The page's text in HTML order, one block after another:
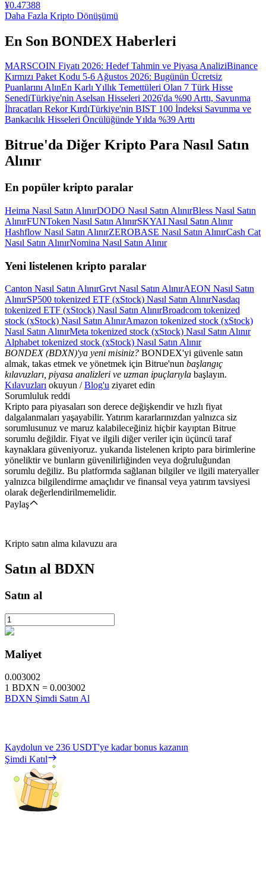
¥0.47388
Daha Fazla Kripto Dönüşümü
En Son BONDEX Haberleri
MARSCOIN Fiyatı 2026: Hedef Tahmin ve Piyasa AnaliziBinance
Kırmızı Paket Kodu 5-6 Ağustos 2026: Bugünün Ücretsiz
Puanlarını AlınEn Karlı Yıllık Temettüleri Olan 7 Türk Hisse
SenediTürkiye'nin Aselsan Hisseleri 2026'da %90 Arttı, Savunma
İhracatları Rekor KırdıTürkiye'nin BIST 100 İndeksi Savunma ve
Bankacılık Hisseleri Öncülüğünde Yılda %39 Arttı
Bitrue'da Diğer Kripto Para Nasıl Satın
Alınır
En popüler kripto paralar
Heima Nasıl Satın AlınırDODO Nasıl Satın AlınırBless Nasıl Satın
AlınırFUNToken Nasıl Satın AlınırSKYAI Nasıl Satın Alınır
Hashflow Nasıl Satın AlınırZEROBASE Nasıl Satın AlınırCash Cat
Nasıl Satın AlınırNomina Nasıl Satın Alınır
Yeni listelenen kripto paralar
Canton Nasıl Satın AlınırGrvt Nasıl Satın AlınırAEON Nasıl Satın
AlınırSP500 tokenized ETF (xStock) Nasıl Satın AlınırNasdaq
tokenized ETF (xStock) Nasıl Satın AlınırBroadcom tokenized
stock (xStock) Nasıl Satın AlınırAmazon tokenized stock (xStock)
Nasıl Satın AlınırMeta tokenized stock (xStock) Nasıl Satın Alınır
Alphabet tokenized stock (xStock) Nasıl Satın Alınır
BONDEX (BDXN)'ya yeni misiniz? BONDEX'yi güvenle satın
almak, takas etmek ve yönetmek için Bitrue'nun başlangıç
kılavuzları, piyasa analizleri ve uzman ipuçlarıyla başlayın.
Kılavuzları okuyun /Blog'u ziyaret edin
Sorumluluk reddi
Kripto para piyasaları son derece değişkendir ve hızlı fiyat
dalgalanmaları yaşayabilir. Yatırım kararlarınızdan yalnızca siz
sorumlusunuz ve maruz kalabileceğiniz hiçbir kayıptan Bitrue
sorumlu değildir. Fiyat ve ilgili diğer veriler için üçüncü taraf
kaynaklara güveniyoruz. yukarıda listelenen kripto para birimlerine
yöneliktir ve bunların güvenilirliğinden veya doğruluğundan
sorumlu değiliz. Bu platformda sağlanan bilgiler ve ilgili materyaller
yalnızca bilgilendirme amaçlıdır ve finansal veya yatırım tavsiyesi
olarak değerlendirilmemelidir.
Paylaş
Kripto satın alma kılavuzu ara
Satın al BDXN
Satın al
Maliyet
0.003002
1 BDXN = 0.003002
BDXN Şimdi Satın Al
Kaydolun ve 236 USDT'ye kadar bonus kazanın
Şimdi Katıl